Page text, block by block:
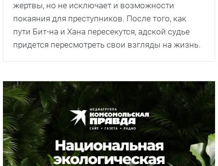
жертвы, но не исключает и возможности
покаяния для преступников. После того, как
пути Бит-на и Хана пересекутся, адской судье
придется пересмотреть свои взгляды на жизнь.